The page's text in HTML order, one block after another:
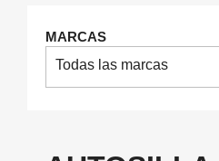
MARCAS
Todas las marcas